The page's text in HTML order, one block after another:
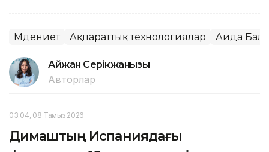
Мәдениет Ақпараттық технологиялар Аида
Айжан Серікжанқызы
Авторлар
03:04, 08 Тамыз 2026
Димаштың Испаниядағы